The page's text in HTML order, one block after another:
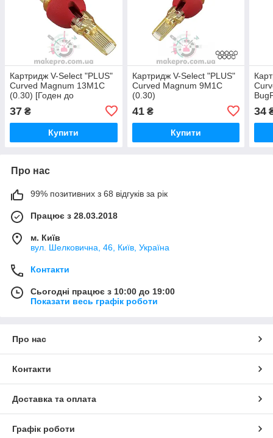
Картридж V-Select "PLUS"
Curved Magnum 13M1C
(0.30) [Годен до
37 ₴
Купити
Картридж V-Select "PLUS"
Curved Magnum 9M1C
(0.30)
41₴
Купити
34
Про нас
99% позитивних з 68 відгуків за рік
Працює з 28.03.2018
м. Київ
вул. Шелковична, 46, Київ, Україна
Контакти
Сьогодні працює з 10:00 до 19:00
Показати весь графік роботи
Про нас
Контакти
Доставка та оплата
Графік роботи